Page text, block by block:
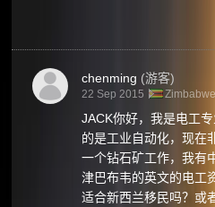
chenming (游客)
22 Sep 2015 Zimbabwe
JACK你好，我是电工
的是工业自动化，现在
一个钻石矿工作，我有
津巴布韦的英文的电工
适合新西兰移民吗？或